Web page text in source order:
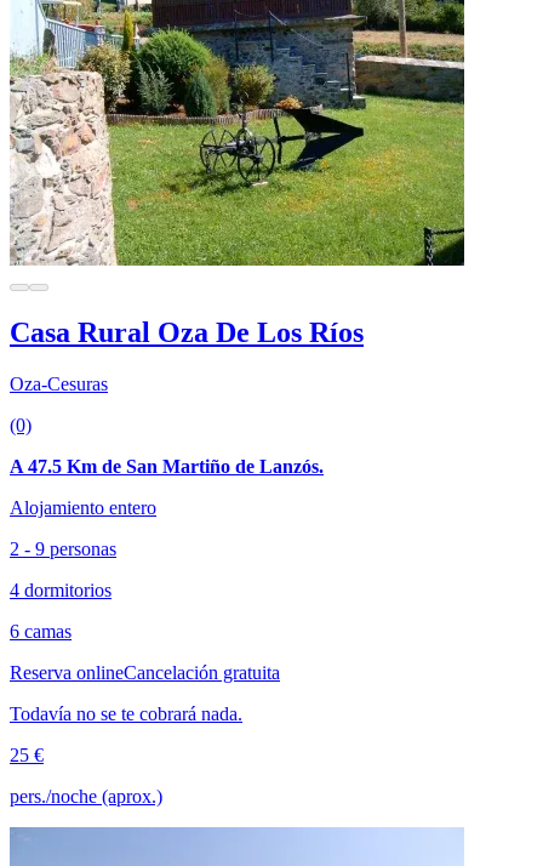
Casa Rural Oza De Los Ríos
Oza-Cesuras
(0)
A 47.5 Km de San Martiño de Lanzós.
Alojamiento entero
2 - 9 personas
4 dormitorios
6 camas
Reserva onlineCancelación gratuita
Todavía no se te cobrará nada.
25 €
pers./noche (aprox.)